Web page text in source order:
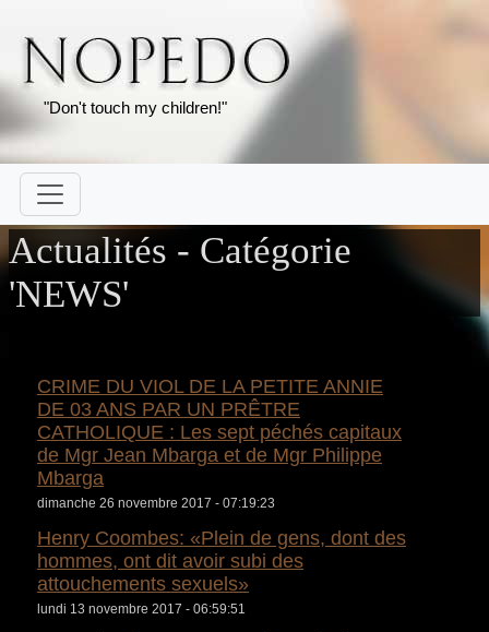
"Don't touch my children!"
Actualités - Catégorie
'NEWS'
CRIME DU VIOL DE LA PETITE ANNIE
DE 03 ANS PAR UN PRÊTRE
CATHOLIQUE : Les sept péchés capitaux
de Mgr Jean Mbarga et de Mgr Philippe
Mbarga
dimanche 26 novembre 2017 - 07:19:23
Henry Coombes: «Plein de gens, dont des
hommes, ont dit avoir subi des
attouchements sexuels»
lundi 13 novembre 2017 - 06:59:51